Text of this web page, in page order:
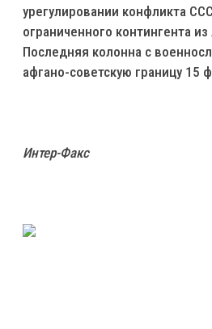
урегулировании конфликта
ограниченного контингента
Последняя колонна с
афгано-советскую границу 15
Интер-Факс